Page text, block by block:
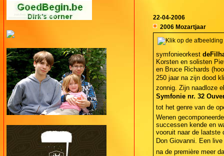
22-04-2006
2006 Mozartjaar
symfonieorkest
Korsten en solisten
en Bruce Richards
250 jaar na zijn dood
zonnig. Zijn naadloze
Symfonie nr. 32
tot het genre van de
Wenen
successen kende en
vooruit naar de laatste
Don Giovanni. Een
na de première meer